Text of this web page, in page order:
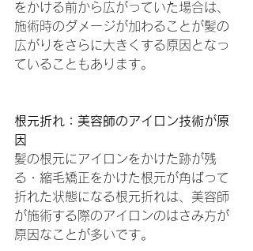
をかける前から広がっていた場合は、
施術時のダメージが加わることが髪の
広がりをさらに大きくする原因となっ
ていることもあります。
根元折れ：美容師のアイロン技術が原
因
髪の根元にアイロンをかけた跡が残
る・縮毛矯正をかけた根元が角ばって
折れた状態になる根元折れは、美容師
が施術する際のアイロンのはさみ方が
原因なことが多いです。